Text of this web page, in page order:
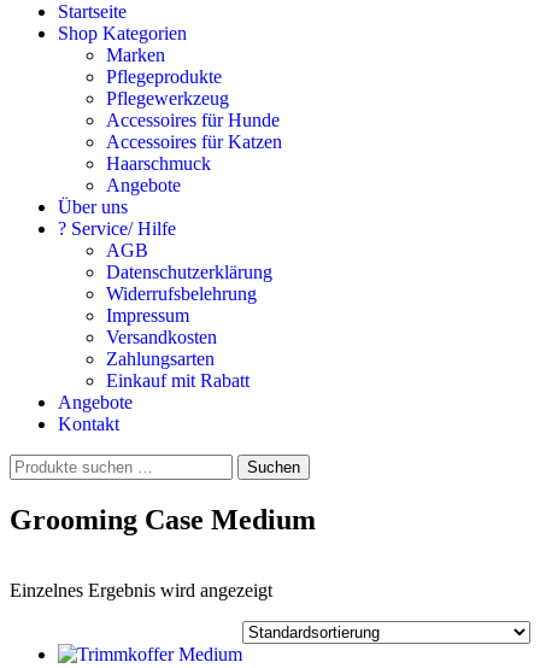
Startseite
Shop Kategorien
Marken
Pflegeprodukte
Pflegewerkzeug
Accessoires für Hunde
Accessoires für Katzen
Haarschmuck
Angebote
Über uns
? Service/ Hilfe
AGB
Datenschutzerklärung
Widerrufsbelehrung
Impressum
Versandkosten
Zahlungsarten
Einkauf mit Rabatt
Angebote
Kontakt
Suchen
nach:
Suchen
Grooming Case Medium
Einzelnes Ergebnis wird angezeigt